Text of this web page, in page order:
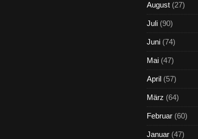
August (27)
Juli (90)
Juni (74)
Mai (47)
April (57)
März (64)
Februar (60)
Januar (47)